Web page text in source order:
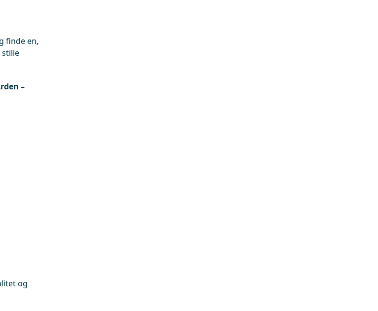
finde en,
stille
–
og